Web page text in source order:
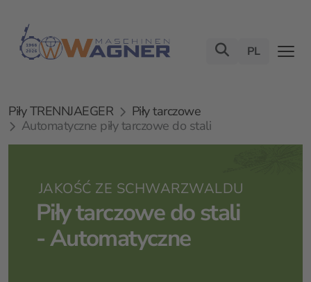
PL
Piły TRENNJAEGER
Piły tarczowe
Automatyczne piły tarczowe do stali
JAKOŚĆ ZE SCHWARZWALDU
Piły tarczowe do stali
- Automatyczne